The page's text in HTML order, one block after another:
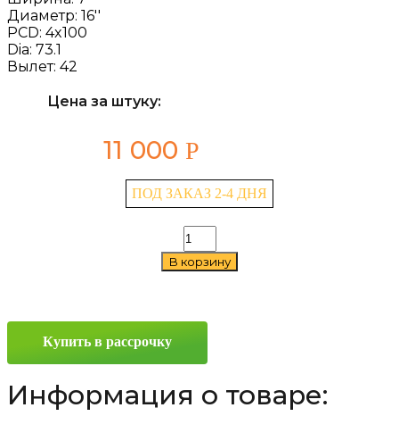
Диаметр: 16''
PCD: 4x100
Dia: 73.1
Вылет: 42
Цена за штуку:
11 000 Р
ПОД ЗАКАЗ 2-4 ДНЯ
Количество
товара
LS
ET42
SF
В корзину
Купить в рассрочку
Информация о товаре: